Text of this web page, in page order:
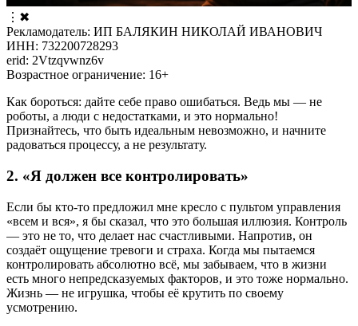
⋮ ✖
Рекламодатель: ИП БАЛЯКИН НИКОЛАЙ ИВАНОВИЧ
ИНН: 732200728293
erid: 2Vtzqvwnz6v
Возрастное ограничение: 16+
Как бороться: дайте себе право ошибаться. Ведь мы — не
роботы, а люди с недостатками, и это нормально!
Признайтесь, что быть идеальным невозможно, и начните
радоваться процессу, а не результату.
2. «Я должен все контролировать»
Если бы кто-то предложил мне кресло с пультом управления
«всем и вся», я бы сказал, что это большая иллюзия. Контроль
— это не то, что делает нас счастливыми. Напротив, он
создаёт ощущение тревоги и страха. Когда мы пытаемся
контролировать абсолютно всё, мы забываем, что в жизни
есть много непредсказуемых факторов, и это тоже нормально.
Жизнь — не игрушка, чтобы её крутить по своему
усмотрению.